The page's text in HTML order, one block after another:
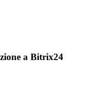
a Bitrix24